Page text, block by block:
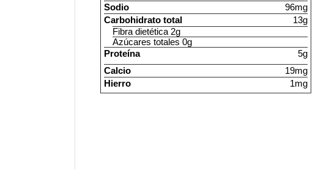
Sodio
96mg
Carbohidrato total
13g
Fibra dietética 2g
Azúcares totales 0g
Proteína
5g
Calcio
19mg
Hierro
1mg